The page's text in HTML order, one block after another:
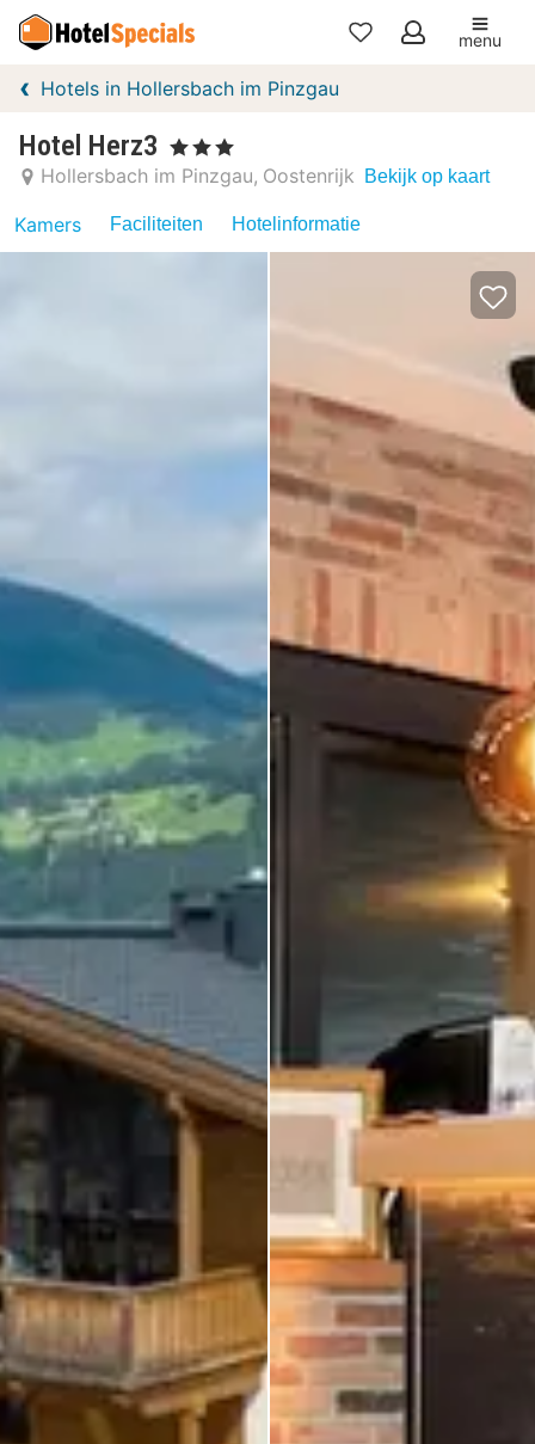
Mijn
menu
Hotels in Hollersbach im Pinzgau
Hotel Herz3 , 3 Sterren
Hollersbach im Pinzgau Oostenrijk Bekijk op kaart
Kamers Faciliteiten Hotelinformatie